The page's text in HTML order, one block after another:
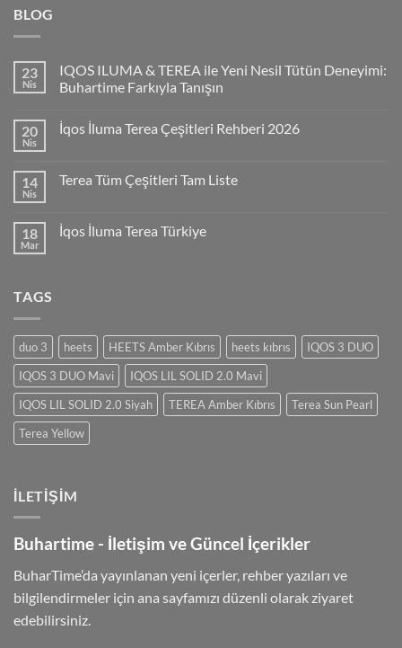
BLOG
23
Nis
IQOS ILUMA & TEREA ile Yeni Nesil Tütün Deneyimi:
Buhartime Farkıyla Tanışın
20
Nis
İqos İluma Terea Çeşitleri Rehberi 2026
14
Nis
Terea Tüm Çeşitleri Tam Liste
18
Mar
İqos İluma Terea Türkiye
TAGS
duo 3 heets HEETS Amber Kıbrıs heets kıbrıs
IQOS 3 DUO
IQOS 3 DUO Mavi
IQOS LIL SOLID 2.0 Mavi
IQOS LIL SOLID 2.0 Siyah
TEREA Amber Kıbrıs
Terea Sun Pearl
Terea Yellow
İLETIŞIM
Buhartime - İletişim ve Güncel İçerikler
BuharTime’da yayınlanan yeni içerler, rehber yazıları ve
bilgilendirmeler için ana sayfamızı düzenli olarak ziyaret
edebilirsiniz.